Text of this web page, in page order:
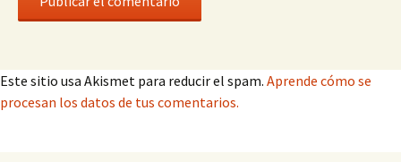
Este sitio usa Akismet para reducir el spam. Aprende cómo se
procesan los datos de tus comentarios.